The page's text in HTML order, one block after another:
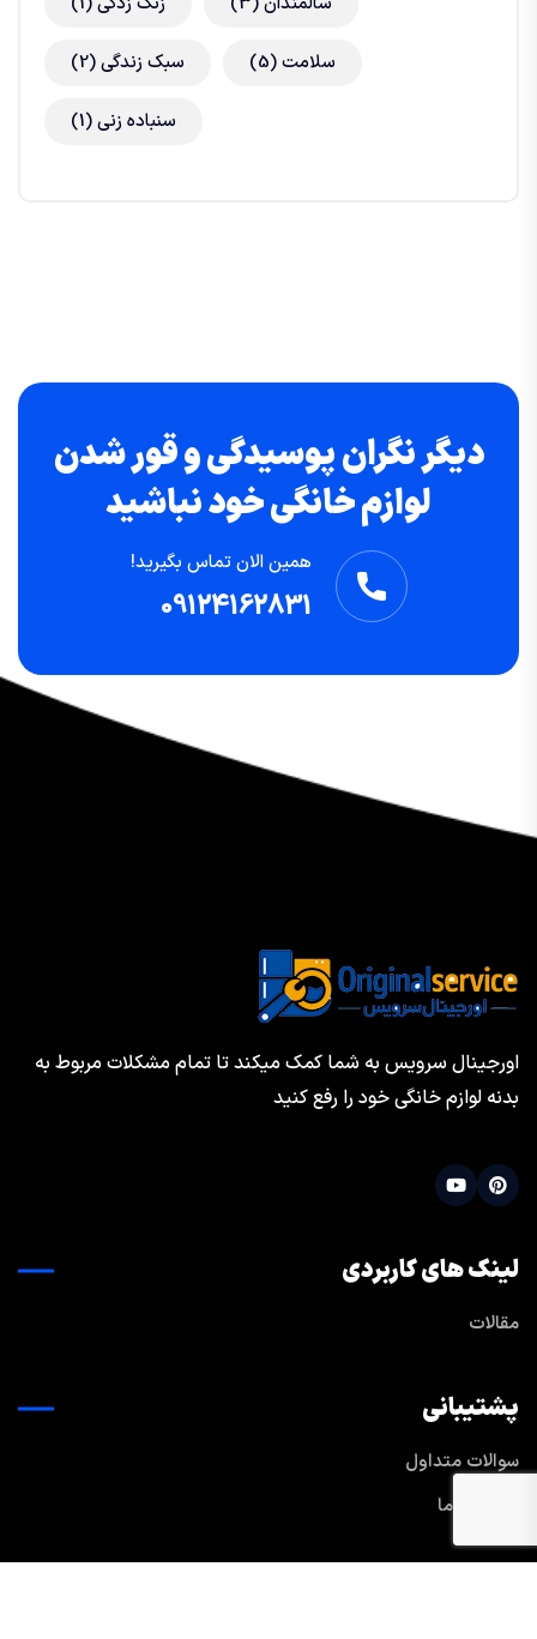
سبک زندگی(2) سلامت(5)
سنباده زنی(1)
دیگر نگران پوسیدگی و قور شدن
لوازم خانگی خود نباشید
همین الان تماس بگیرید!
09124162831
اورجینال سرویس به شما کمک میکند تا تمام مشکلات مربوط به
بدنه لوازم خانگی خود را رفع کنید
لینک های کاربردی
مقالات
پشتیبانی
سوالات متداول
تماس با ما